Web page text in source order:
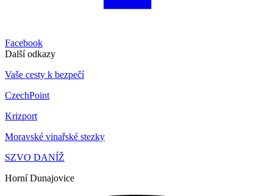
Facebook
Další odkazy
Vaše cesty k bezpečí
CzechPoint
Krizport
Moravské vinařské stezky
SZVO DANÍŽ
Horní Dunajovice